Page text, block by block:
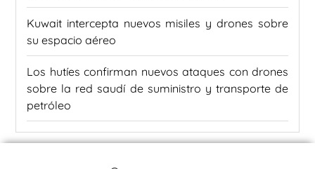
Kuwait intercepta nuevos misiles y drones sobre
su espacio aéreo
Los hutíes confirman nuevos ataques con drones
sobre la red saudí de suministro y transporte de
petróleo